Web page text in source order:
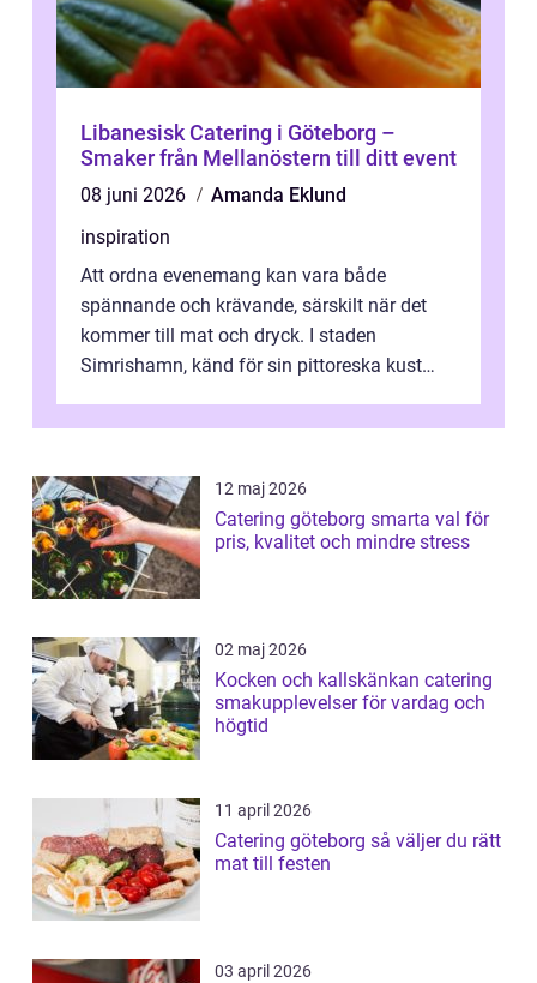
Libanesisk Catering i Göteborg –
Smaker från Mellanöstern till ditt event
08 juni 2026
Amanda Eklund
inspiration
Att ordna evenemang kan vara både
spännande och krävande, särskilt när det
kommer till mat och dryck. I staden
Simrishamn, känd för sin pittoreska kust
12 maj 2026
Catering göteborg smarta val för
pris, kvalitet och mindre stress
02 maj 2026
Kocken och kallskänkan catering
smakupplevelser för vardag och
högtid
11 april 2026
Catering göteborg så väljer du rätt
mat till festen
03 april 2026